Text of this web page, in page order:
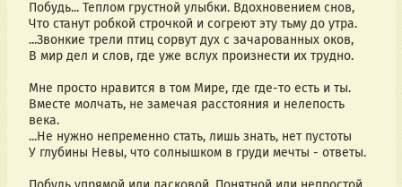
Побудь... Теплом грустной улыбки. Вдохновением снов,
Что станут робкой строчкой и согреют эту тьму до утра.
...Звонкие трели птиц сорвут дух с зачарованных оков,
В мир дел и слов, где уже вслух произнести их трудно.
Мне просто нравится в том Мире, где где-то есть и ты.
Вместе молчать, не замечая расстояния и нелепость
века.
...Не нужно непременно стать, лишь знать, нет пустоты
У глубины Невы, что солнышком в груди мечты - ответы.